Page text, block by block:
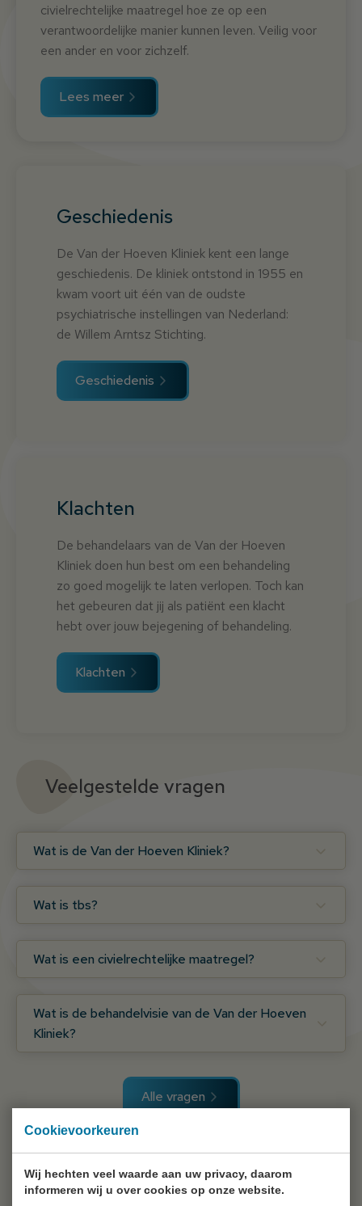
Cookievoorkeuren
Wij hechten veel waarde aan uw privacy, daarom
informeren wij u over cookies op onze website.
civielrechtelijke maatregel hoe ze op een
verantwoordelijke manier kunnen leven. Veilig voor
een ander en voor zichzelf.
Lees meer
Geschiedenis
De Van der Hoeven Kliniek kent een lange
geschiedenis. De kliniek ontstond in 1955 en
kwam voort uit één van de oudste
psychiatrische instellingen van Nederland:
de Willem Arntsz Stichting.
Geschiedenis
Klachten
De behandelaars van de Van der Hoeven
Kliniek doen hun best om een behandeling
zo goed mogelijk te laten verlopen. Toch kan
het gebeuren dat jij als patiënt een klacht
hebt over jouw bejegening of behandeling.
Klachten
Veelgestelde vragen
Wat is de Van der Hoeven Kliniek?
Wat is tbs?
Wat is een civielrechtelijke maatregel?
Wat is de behandelvisie van de Van der Hoeven
Kliniek?
Alle vragen
Onze locaties